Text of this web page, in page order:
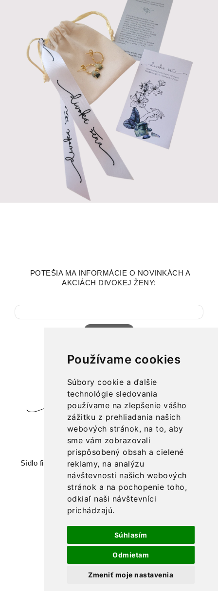
Používame cookies
Súbory cookie a ďalšie
technológie sledovania
používame na zlepšenie vášho
zážitku z prehliadania našich
webových stránok, na to, aby
sme vám zobrazovali
prispôsobený obsah a cielené
reklamy, na analýzu
návštevnosti našich webových
stránok a na pochopenie toho,
odkiaľ naši návštevníci
prichádzajú.
Súhlasím
Odmietam
Zmeniť moje nastavenia
POTEŠIA MA INFORMÁCIE O NOVINKÁCH A
AKCIÁCH DIVOKEJ ŽENY:
značka: Divoká žena
Sídlo firmy: IRKA spol. s r. o., Romanova 44, 851 02
Bratislava
+421 903 202 100,
veronika.hrabackova@divokazena.sk